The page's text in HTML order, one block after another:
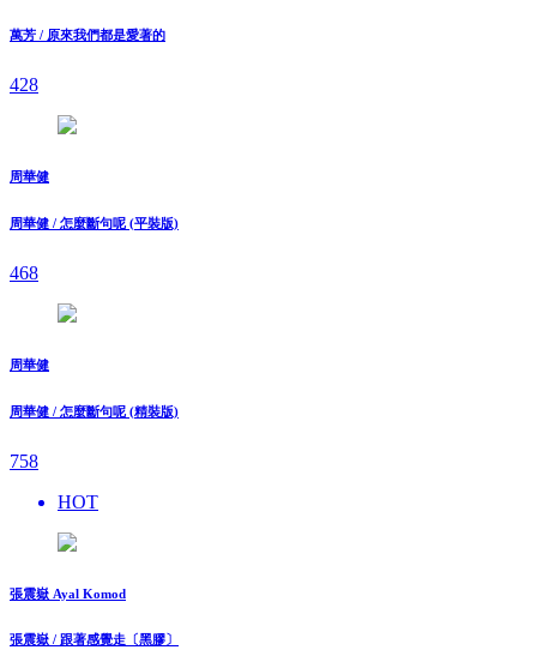
萬芳 / 原來我們都是愛著的
428
周華健
周華健 / 怎麼斷句呢 (平裝版)
468
周華健
周華健 / 怎麼斷句呢 (精裝版)
758
HOT
張震嶽 Ayal Komod
張震嶽 / 跟著感覺走〔黑膠〕